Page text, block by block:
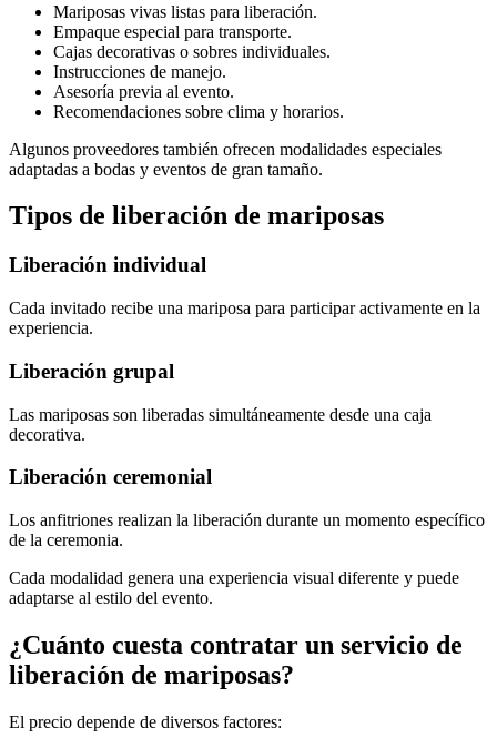
Mariposas vivas listas para liberación.
Empaque especial para transporte.
Cajas decorativas o sobres individuales.
Instrucciones de manejo.
Asesoría previa al evento.
Recomendaciones sobre clima y horarios.
Algunos proveedores también ofrecen modalidades especiales
adaptadas a bodas y eventos de gran tamaño.
Tipos de liberación de mariposas
Liberación individual
Cada invitado recibe una mariposa para participar activamente en la
experiencia.
Liberación grupal
Las mariposas son liberadas simultáneamente desde una caja
decorativa.
Liberación ceremonial
Los anfitriones realizan la liberación durante un momento específico
de la ceremonia.
Cada modalidad genera una experiencia visual diferente y puede
adaptarse al estilo del evento.
¿Cuánto cuesta contratar un servicio de
liberación de mariposas?
El precio depende de diversos factores: